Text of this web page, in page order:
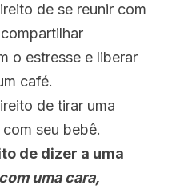
de se reunir com
o estresse e liberar
café.
de tirar uma
seu bebê.
de dizer a uma
uma cara,